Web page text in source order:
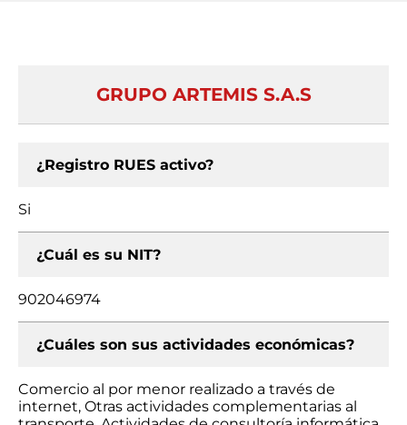
GRUPO ARTEMIS S.A.S
¿Registro RUES activo?
Si
¿Cuál es su NIT?
902046974
¿Cuáles son sus actividades económicas?
Comercio al por menor realizado a través de
internet, Otras actividades complementarias al